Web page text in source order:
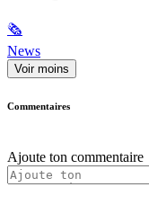
🗞
News
Voir moins
Commentaires
Ajoute ton commentaire